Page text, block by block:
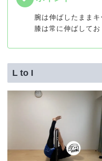
腕は伸ばしたままキ
膝は常に伸ばしてお
L to I